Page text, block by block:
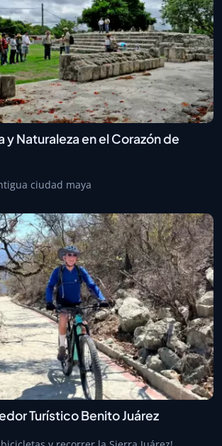
y Naturaleza en el Corazón de
ciudad maya
Turístico Benito Juárez